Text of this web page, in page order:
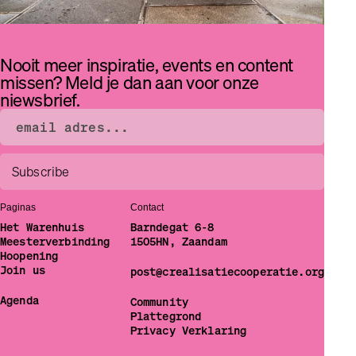
Nooit meer inspiratie, events en content
missen? Meld je dan aan voor onze
niewsbrief.
Paginas
Het Warenhuis
Meesterverbinding
Hoopening
Join us
Agenda
Contact
Barndegat 6-8
1505HN, Zaandam
post@crealisatiecooperatie.org
Community
Plattegrond
Privacy Verklaring